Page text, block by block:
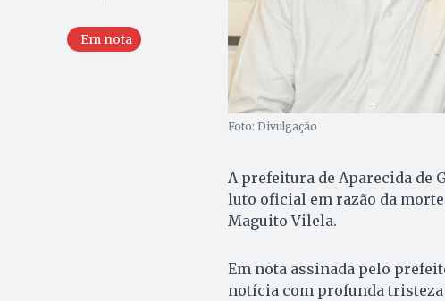
Em nota
Foto: Divulgação
A prefeitura de Aparecida de
luto oficial em razão da
Maguito Vilela.
Em nota assinada pelo
notícia com profunda tristeza